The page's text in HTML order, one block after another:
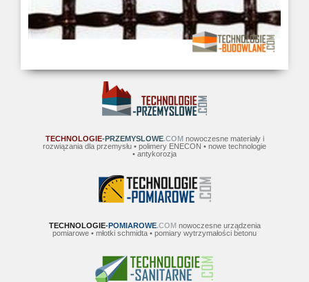
TECHNOLOGIE-PRZEMYSLOWE.COM nowoczesne materiały i
rozwiązania dla przemysłu • polimery ENECON • nowe technologie
• antykorozja
TECHNOLOGIE-POMIAROWE.COM nowoczesne urządzenia
pomiarowe • młotki schmidta • pomiary wytrzymałości betonu